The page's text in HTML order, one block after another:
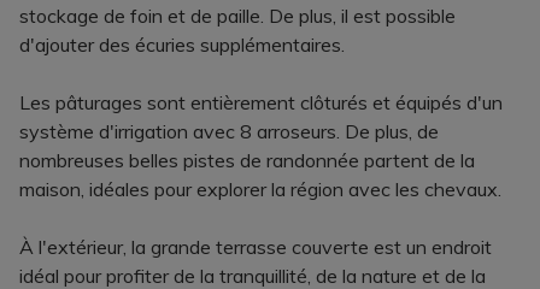
stockage de foin et de paille. De plus, il est possible
d'ajouter des écuries supplémentaires.
Les pâturages sont entièrement clôturés et équipés d'un
système d'irrigation avec 8 arroseurs. De plus, de
nombreuses belles pistes de randonnée partent de la
maison, idéales pour explorer la région avec les chevaux.
À l'extérieur, la grande terrasse couverte est un endroit
idéal pour profiter de la tranquillité, de la nature et de la